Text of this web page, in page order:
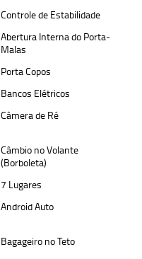
Controle de Estabilidade
Abertura Interna do Porta-
Malas
Porta Copos
Bancos Elétricos
Câmera de Ré
Câmbio no Volante
(Borboleta)
7 Lugares
Android Auto
Bagageiro no Teto